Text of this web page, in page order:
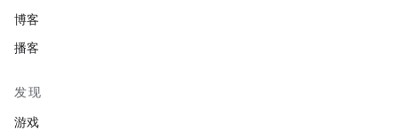
博客
播客
发现
游戏